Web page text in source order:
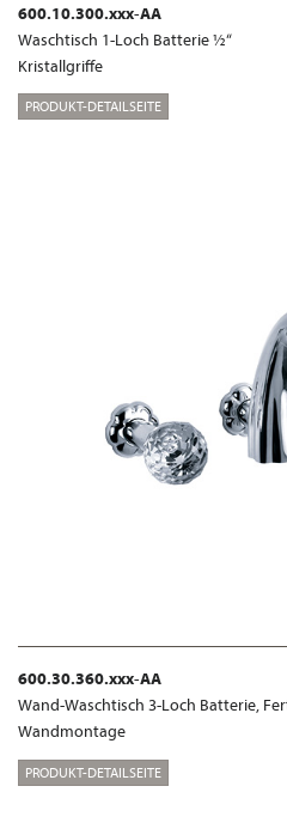
600.10.300.xxx-AA
Waschtisch 1-Loch Batterie ½“
Kristallgriffe
PRODUKT-DETAILSEITE
600.30.360.xxx-AA
Wand-Waschtisch 3-Loch Batterie,
Wandmontage
PRODUKT-DETAILSEITE